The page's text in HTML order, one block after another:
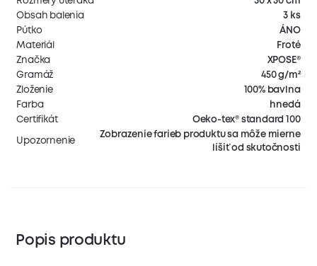
Obsah balenia
3 ks
Pútko
ÁNO
Materiál
Froté
Značka
XPOSE®
Gramáž
450 g/m²
Zloženie
100% bavlna
Farba
hnedá
Certifikát
Oeko-tex® standard 100
Upozornenie
Zobrazenie farieb produktu sa môže mierne
líšiť od skutočnosti
Popis produktu